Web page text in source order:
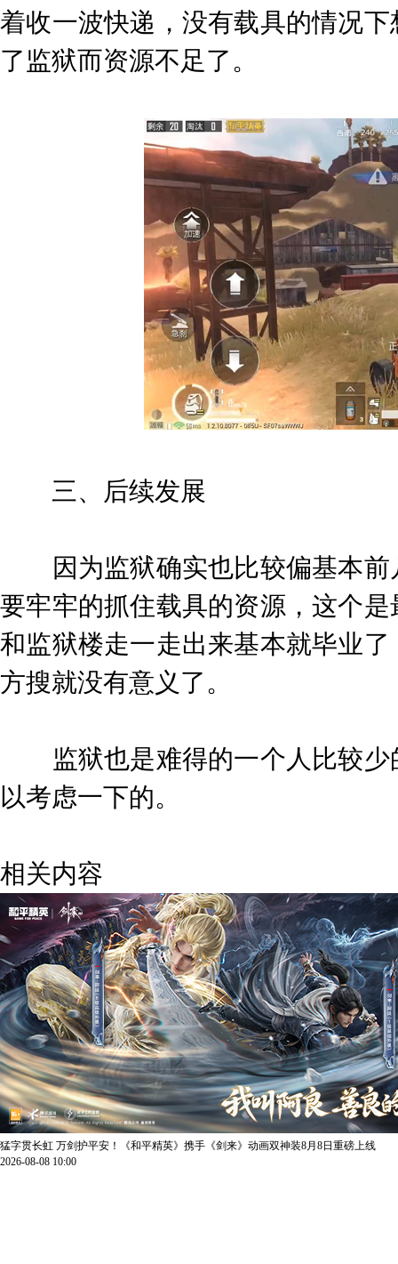
着收一波快递，没有载具的情况
了监狱而资源不足了。
三、后续发展
因为监狱确实也比较偏基本前
要牢牢的抓住载具的资源，这个
和监狱楼走一走出来基本就毕业
方搜就没有意义了。
监狱也是难得的一个人比较少
以考虑一下的。
相关内容
猛字贯长虹 万剑护平安！《和平精英》携手《剑来》动画双神装8月8日重磅上线
2026-08-08 10:00